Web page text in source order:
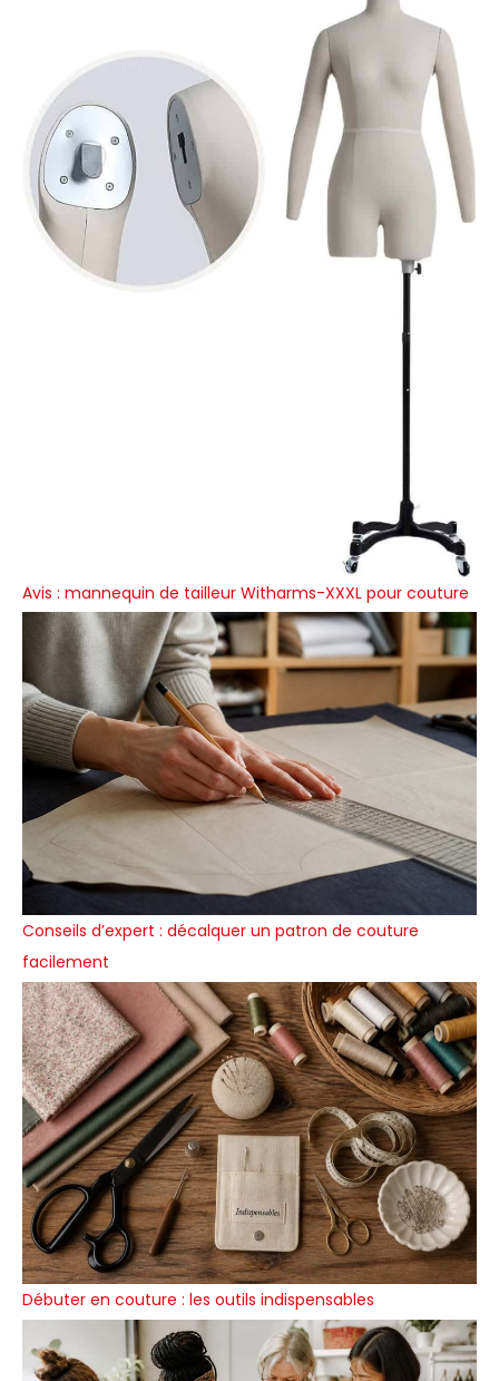
Avis : mannequin de tailleur Witharms-XXXL pour couture
Conseils d’expert : décalquer un patron de couture
facilement
Débuter en couture : les outils indispensables